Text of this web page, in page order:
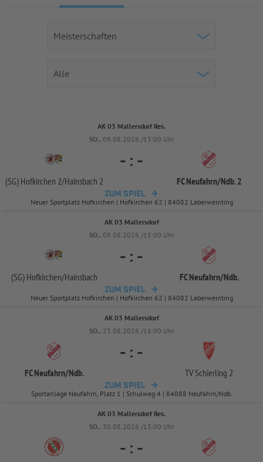
AK 03 Mallersdorf Res.
SO.. 09.08.2026 /13:00 Uhr
(SG) Hofkirchen 2/Hainsbach 2
- : -
FC Neufahrn/Ndb. 2
ZUM SPIEL
Neuer Sportplatz Hofkirchen | Hofkirchen 62 | 84082 Laberweinting
AK 03 Mallersdorf
SO.. 09.08.2026 /15:00 Uhr
(SG) Hofkirchen/Hainsbach
- : -
FC Neufahrn/Ndb.
ZUM SPIEL
Neuer Sportplatz Hofkirchen | Hofkirchen 62 | 84082 Laberweinting
AK 03 Mallersdorf
SO.. 23.08.2026 /16:00 Uhr
FC Neufahrn/Ndb.
- : -
TV Schierling 2
ZUM SPIEL
Sportanlage Neufahrn, Platz 1 | Schulweg 4 | 84088 Neufahrn/Ndb.
AK 03 Mallersdorf Res.
SO.. 30.08.2026 /13:00 Uhr
- : -